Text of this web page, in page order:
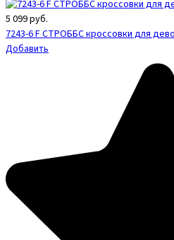
5 099руб.
7243-6 F СТРОББС кроссовки для
Добавить